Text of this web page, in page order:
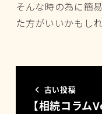
そんな時の為に簡
た方がいいかもし
古い投稿
【相続コラム